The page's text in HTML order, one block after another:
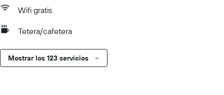
Wifi gratis
Tetera/cafetera
Mostrar los 123 servicios